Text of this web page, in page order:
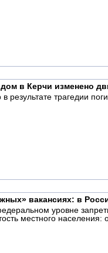
в Керчи изменено
результате трагедии
вакансиях: в
уровне
местного населения: